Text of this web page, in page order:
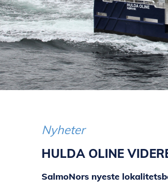
Nyheter
HULDA OLINE
SalmoNors nyeste